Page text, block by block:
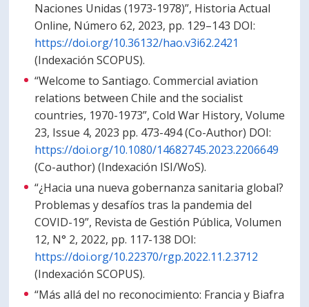
Naciones Unidas (1973-1978)”, Historia Actual
Online, Número 62, 2023, pp. 129–143 DOI:
https://doi.org/10.36132/hao.v3i62.2421
(Indexación SCOPUS).
“Welcome to Santiago. Commercial aviation
relations between Chile and the socialist
countries, 1970-1973”, Cold War History, Volume
23, Issue 4, 2023 pp. 473-494 (Co-Author) DOI:
https://doi.org/10.1080/14682745.2023.2206649
(Co-author) (Indexación ISI/WoS).
“¿Hacia una nueva gobernanza sanitaria global?
Problemas y desafíos tras la pandemia del
COVID-19”, Revista de Gestión Pública, Volumen
12, N° 2, 2022, pp. 117-138 DOI:
https://doi.org/10.22370/rgp.2022.11.2.3712
(Indexación SCOPUS).
“Más allá del no reconocimiento: Francia y Biafra